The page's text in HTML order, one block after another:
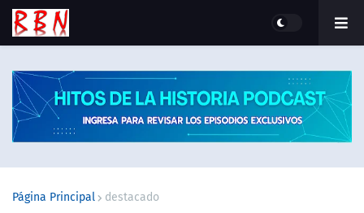
Página Principal destacado